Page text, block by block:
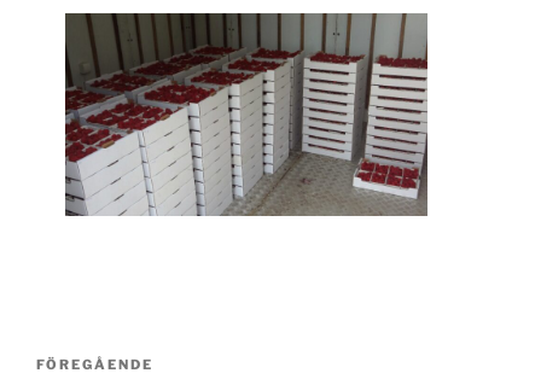
Inläggsnavigering
Föregående
FÖREGÅENDE